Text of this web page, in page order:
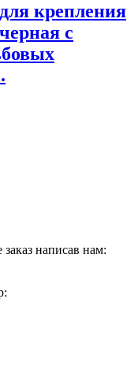
крепления
с
написав нам: